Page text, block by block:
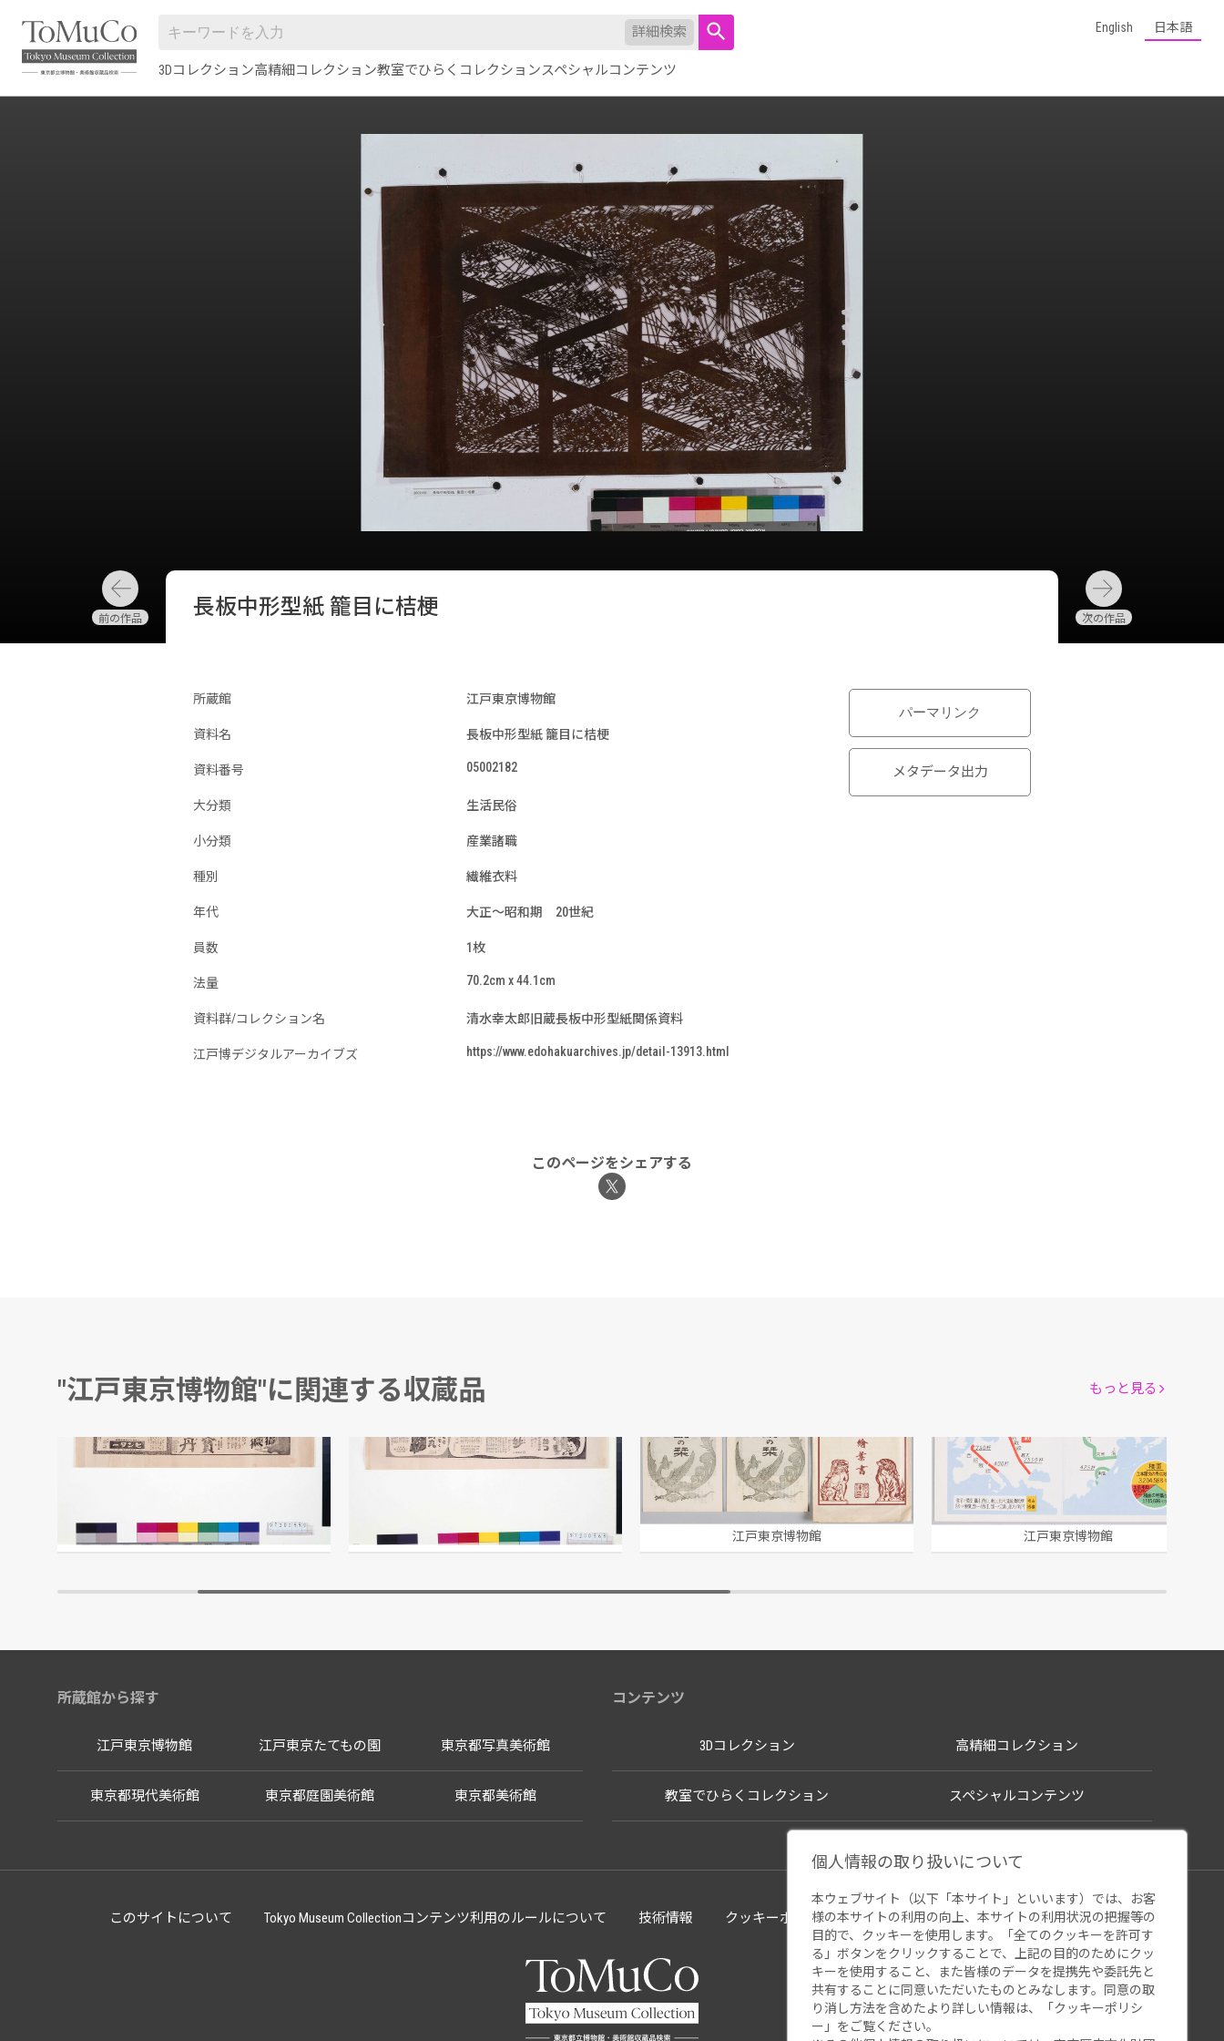
詳細検索
3Dコレクション高精細コレクション教室でひらくコレクションスペシャルコンテンツ
English 日本語
長板中形型紙 籠目に桔梗
所蔵館 江戸東京博物館
資料名 長板中形型紙 籠目に桔梗
資料番号 05002182
大分類 生活民俗
小分類 産業諸職
種別 繊維衣料
年代 大正～昭和期 20世紀
員数 1枚
法量 70.2cm x 44.1cm
資料群/コレクション名 清水幸太郎旧蔵長板中形型紙関係資料
江戸博デジタルアーカイブズ https://www.edohakuarchives.jp/detail-13913.html
パーマリンク
メタデータ出力
このページをシェアする
"江戸東京博物館"に関連する収蔵品
「宝丹」「ヒンター」広告
江戸東京博物館
「守妙」「立効丸」広告
江戸東京博物館
明治神宮絵葉書 袋
江戸東京博物館 江戸東京博物館
もっと見る
所蔵館から探す
江戸東京博物館 江戸東京たてもの園 東京都写真美術館
東京都現代美術館 東京都庭園美術館 東京都美術館
コンテンツ
3Dコレクション 高精細コレクション
教室でひらくコレクション スペシャルコンテンツ
このサイトについて Tokyo Museum Collectionコンテンツ利用のルールについて 技術情報 クッキーポリシー ウェブアクセシビリティ 関連サイト
個人情報の取り扱いについて
本ウェブサイト（以下「本サイト」といいます）では、お客
様の本サイトの利用の向上、本サイトの利用状況の把握等の
目的で、クッキーを使用します。「全てのクッキーを許可す
る」ボタンをクリックすることで、上記の目的のためにクッ
キーを使用すること、また皆様のデータを提携先や委託先と
共有することに同意いただいたものとみなします。同意の取
り消し方法を含めたより詳しい情報は、「 クッキーポリシ
ー 」をご覧ください。